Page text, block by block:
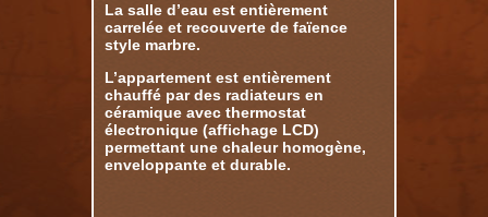
La salle d’eau est entièrement
carrelée et recouverte de faïence
style marbre.
L’appartement est entièrement
chauffé par des radiateurs en
céramique avec thermostat
électronique (affichage LCD)
permettant une chaleur homogène,
enveloppante et durable.